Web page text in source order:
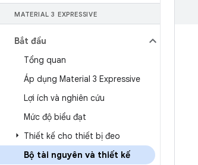
MATERIAL 3 EXPRESSIVE
Bắt đầu
Tổng quan
Áp dụng Material 3 Expressive
Lợi ích và nghiên cứu
Mức độ biểu đạt
Thiết kế cho thiết bị đeo
Bộ tài nguyên và thiết kế